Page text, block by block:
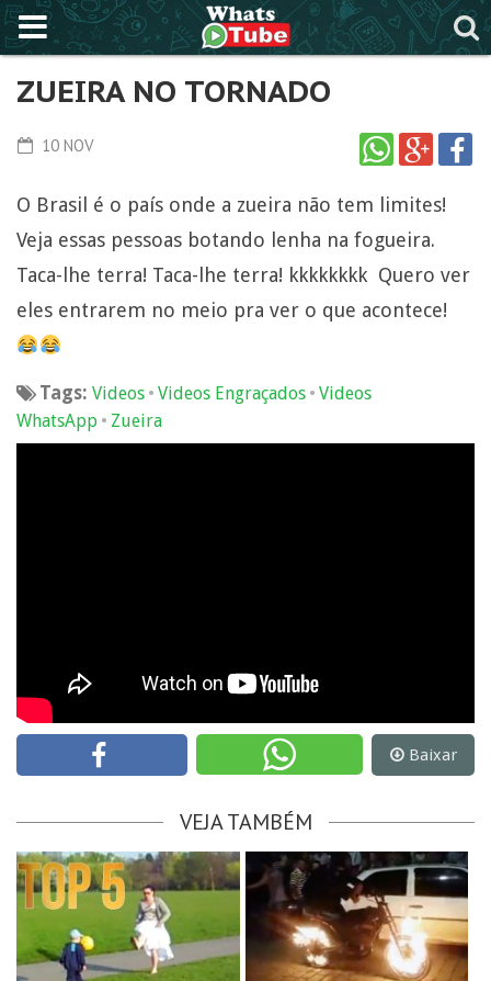
ZUEIRA NO TORNADO
10 NOV
O Brasil é o país onde a zueira não tem limites!
Veja essas pessoas botando lenha na fogueira.
Taca-lhe terra! Taca-lhe terra! kkkkkkkk Quero ver
eles entrarem no meio pra ver o que acontece!
Tags: Videos • Videos Engraçados • Videos
WhatsApp • Zueira
Baixar
VEJA TAMBÉM